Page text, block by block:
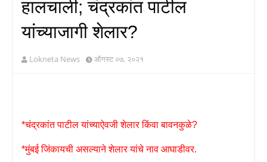
हालचाली; चंद्रकांत पाटील
यांच्याजागी शेलार?
Lokneta News ऑगस्ट ०७, २०२१
*चंद्रकांत पाटील यांच्याऐवजी शेलार किंवा बावनकुळे?
*मुंबई जिंकायची असल्याने शेलार यांचे नाव आघाडीवर.